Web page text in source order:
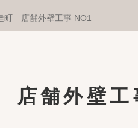
町 店舗外壁工事 NO1
店舗外壁工